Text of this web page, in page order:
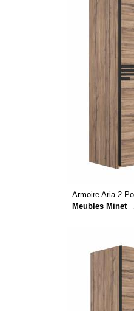
Armoire Aria 2
Meubles Minet